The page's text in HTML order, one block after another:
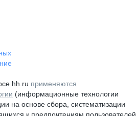
hh.ru применяются
(информационные технологии
на основе сбора, систематизации